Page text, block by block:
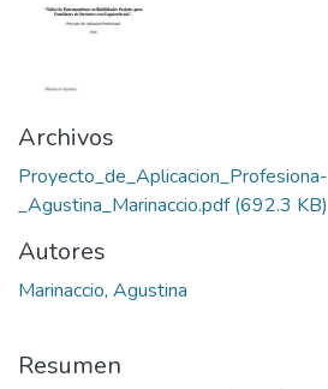
Archivos
Proyecto_de_Aplicacion_Profesiona-
_Agustina_Marinaccio.pdf(692.3 KB)
Autores
Marinaccio, Agustina
Resumen